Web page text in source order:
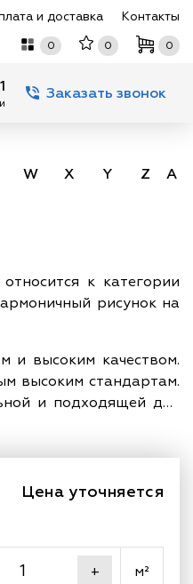
и доставка Контакты
0 0 0
Заказать звонок
W X Y Z А -
к категории
рисунок на
и высоким качеством.
высоким стандартам.
и подходящей для
Цена уточняется
+ м²